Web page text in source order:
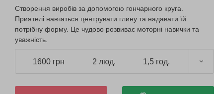
Створення виробів за допомогою гончарного круга.
Приятелі навчаться центрувати глину та надавати їй
потрібну форму. Це чудово розвиває моторні навички та
уважність.
1600 грн 2 люд. 1,5 год.